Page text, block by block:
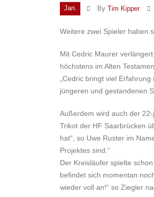
Jan. By Tim Kipper
Weitere zwei Spieler haben
Mit Cedric Maurer
höchstens im Alten
„Cedric bringt viel
jüngeren und gestandenen
Außerdem wird auch der
Trikot der HF Saarbrücken
hat“, so Uwe Ruster im
Projektes sind.“
Der Kreisläufer spielte
befindet sich momentan
wieder voll an!“ so Ziegler